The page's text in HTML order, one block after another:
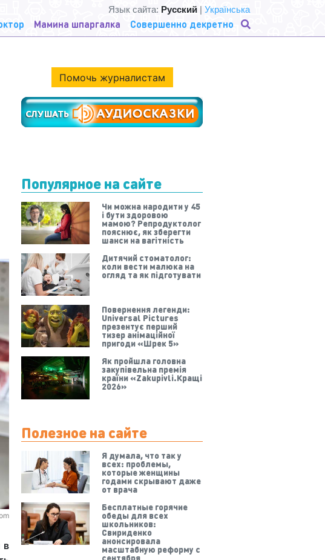
Мамина шпаргалка Совершенно декретно
Язык сайта: Русский | Українська
в
Помочь журналистам
Популярное на сайте
Чи можна народити у 45
і бути здоровою
мамою? Репродуктолог
пояснює, як зберегти
шанси на вагітність
Дитячий стоматолог:
коли вести малюка на
огляд та як підготувати
Повернення легенди:
Universal Pictures
презентує перший
тизер анімаційної
пригоди «Шрек 5»
Як пройшла головна
закупівельна премія
країни «Zakupivli.Кращі
2026»
Полезное на сайте
Я думала, что так у
всех: проблемы,
которые женщины
годами скрывают даже
от врача
Бесплатные горячие
обеды для всех
школьников:
Свириденко
анонсировала
масштабную реформу с
сентября